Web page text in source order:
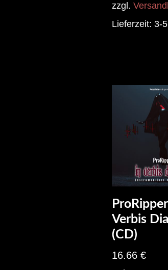
zzgl.
Lieferzeit: 3-
Verbis
(CD)
16.66 €